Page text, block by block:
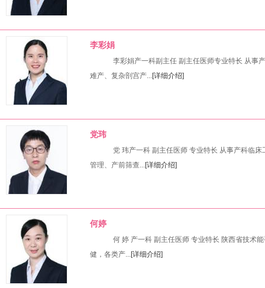
李彩娟
李彩娟产一科副主任 副主任医师专业特长 从事
难产、复杂剖宫产...[详细介绍]
党玮
党 玮产一科 副主任医师 专业特长 从事产科临床
管理、产前筛查...[详细介绍]
何婷
何 婷 产一科 副主任医师 专业特长 陕西省技术
健，各类产...[详细介绍]